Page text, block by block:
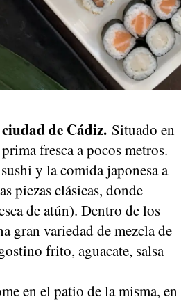
de Cádiz. Situado en
fresca a pocos metros.
y la comida japonesa a
piezas clásicas, donde
de atún). Dentro de los
gran variedad de mezcla de
frito, aguacate, salsa
en el patio de la misma, en